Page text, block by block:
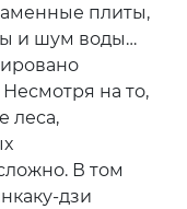
плиты,
и шум воды…
на то,
леса,
В том
дзи